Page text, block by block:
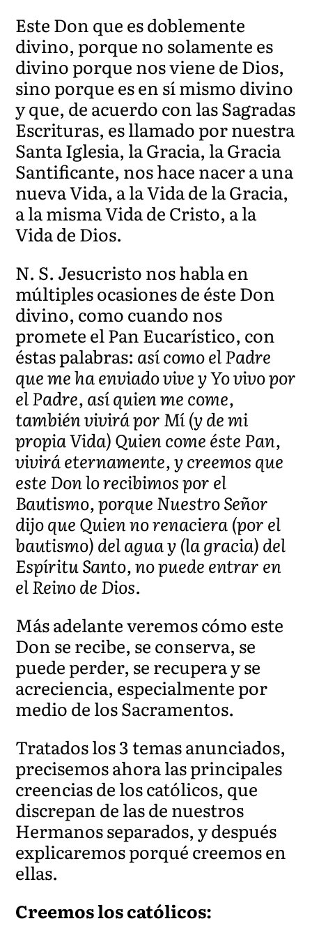
Este Don que es doblemente
divino, porque no solamente es
divino porque nos viene de Dios,
sino porque es en sí mismo divino
y que, de acuerdo con las Sagradas
Escrituras, es llamado por nuestra
Santa Iglesia, la Gracia, la Gracia
Santificante, nos hace nacer a una
nueva Vida, a la Vida de la Gracia,
a la misma Vida de Cristo, a la
Vida de Dios.
N. S. Jesucristo nos habla en
múltiples ocasiones de éste Don
divino, como cuando nos
promete el Pan Eucarístico, con
éstas palabras: así como el Padre
que me ha enviado vive y Yo vivo por
el Padre, así quien me come,
también vivirá por Mí (y de mi
propia Vida) Quien come éste Pan,
vivirá eternamente, y creemos que
este Don lo recibimos por el
Bautismo, porque Nuestro Señor
dijo que Quien no renaciera (por el
bautismo) del agua y (la gracia) del
Espíritu Santo, no puede entrar en
el Reino de Dios.
Más adelante veremos cómo este
Don se recibe, se conserva, se
puede perder, se recupera y se
acreciencia, especialmente por
medio de los Sacramentos.
Tratados los 3 temas anunciados,
precisemos ahora las principales
creencias de los católicos, que
discrepan de las de nuestros
Hermanos separados, y después
explicaremos porqué creemos en
ellas.
Creemos los católicos: